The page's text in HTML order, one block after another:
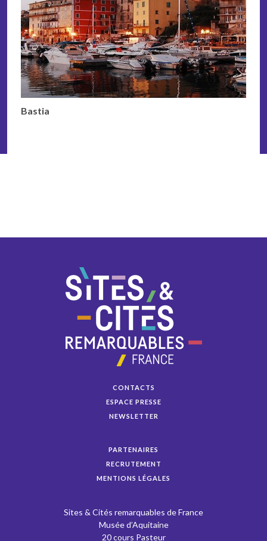
Bastia
CONTACTS
ESPACE PRESSE
NEWSLETTER
PARTENAIRES
RECRUTEMENT
MENTIONS LÉGALES
Sites & Cités remarquables de France
Musée d’Aquitaine
20 cours Pasteur